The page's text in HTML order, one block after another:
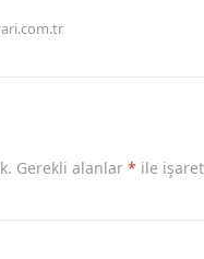
Gerekli alanlar * ile